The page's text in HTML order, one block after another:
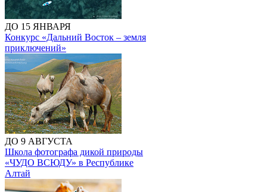
ДО 15 ЯНВАРЯ
Конкурс «Дальний Восток – земля
приключений»
ДО 9 АВГУСТА
Школа фотографа дикой природы
«ЧУДО ВСЮДУ» в Республике
Алтай